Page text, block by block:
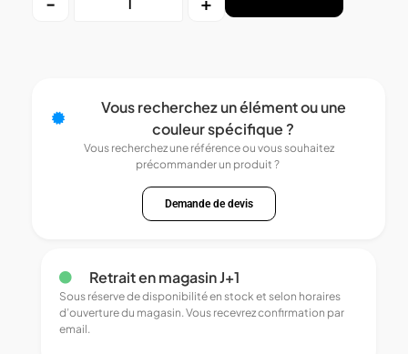
Vous recherchez un élément ou une
couleur spécifique ?
Vous recherchez une référence ou vous souhaitez
précommander un produit ?
Demande de devis
Retrait en magasin J+1
Sous réserve de disponibilité en stock et selon horaires
d’ouverture du magasin. Vous recevrez confirmation par
email.